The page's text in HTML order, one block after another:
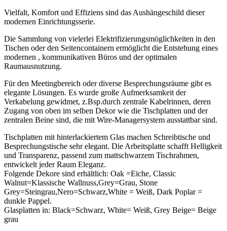
Vielfalt, Komfort und Effiziens sind das Aushängeschild dieser
modernen Einrichtungsserie.
Die Sammlung von vielerlei Elektrifizierungsmöglichkeiten in den
Tischen oder den Seitencontainern ermöglicht die Entstehung eines
modernen , kommunikativen Büros und der optimalen
Raumausnutzung.
Für den Meetingbereich oder diverse Besprechungsräume gibt es
elegante Lösungen. Es wurde große Aufmerksamkeit der
Verkabelung gewidmet, z.Bsp.durch zentrale Kabelrinnen, deren
Zugang von oben im selben Dekor wie die Tischplatten und der
zentralen Beine sind, die mit Wire-Managersystem ausstattbar sind.
Tischplatten mit hinterlackiertem Glas machen Schreibtische und
Besprechungstische sehrelegant. Die Arbeitsplatte schafft Helligkeit
und Transparenz, passend zum mattschwarzem Tischrahmen,
entwickelt jeder Raum Eleganz.
Folgende Dekore sind erhältlich: Oak =Eiche, Classic
Walnut=Klassische Wallnuss,Grey=Grau, Stone
Grey=Steingrau,Nero=Schwarz,White = Weiß, Dark Poplar =
dunkle Pappel.
Glasplatten in: Black=Schwarz, White= Weiß, Grey Beige= Beige
grau